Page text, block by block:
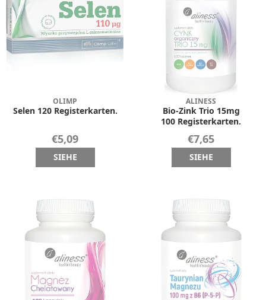
OLIMP
Selen 120 Registerkarten.
€5,09
SIEHE
ALINESS
Bio-Zink Trio 15mg
100 Registerkarten.
€7,65
SIEHE